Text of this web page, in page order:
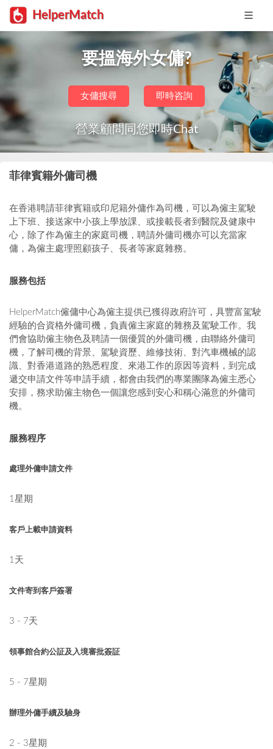
HelperMatch
要搵海外女傭?
女傭搜尋 即時咨詢
營業顧問同您即時Chat
菲律賓籍外傭司機
在香港聘請菲律賓籍或印尼籍外傭作為司機，可以為僱主駕駛
上下班、接送家中小孩上學放課、或接載長者到醫院及健康中
心，除了作為僱主的家庭司機，聘請外傭司機亦可以充當家
傭，為僱主處理照顧孩子、長者等家庭雜務。
服務包括
HelperMatch僱傭中心為僱主提供已獲得政府許可，具豐富駕駛
經驗的合資格外傭司機，負責僱主家庭的雜務及駕駛工作。我
們會協助僱主物色及聘請一個優質的外傭司機，由聯絡外傭司
機，了解司機的背景、駕駛資歷、維修技術、對汽車機械的認
識、對香港道路的熟悉程度、來港工作的原因等資料，到完成
遞交申請文件等申請手續，都會由我們的專業團隊為僱主悉心
安排，務求助僱主物色一個讓您感到安心和稱心滿意的外傭司
機。
服務程序
處理外傭申請文件
1星期
客戶上載申請資料
1天
文件寄到客戶簽署
3 - 7天
領事館合約公証及入境審批簽証
5 - 7星期
辦理外傭手續及驗身
2 - 3星期